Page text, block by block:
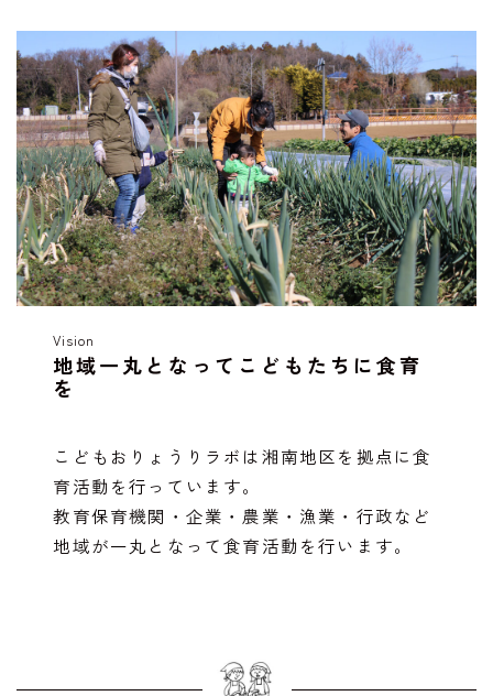
Vision
地域一丸となってこどもたちに食育
を
こどもおりょうりラボは湘南地区を拠点に食
育活動を行っています。
教育保育機関・企業・農業・漁業・行政など
地域が一丸となって食育活動を行います。